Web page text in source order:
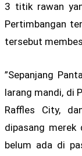
3 titik rawan
Pertimbangan
tersebut
”Sepanjang
larang mandi, di
Raffles City,
dipasang merek
belum ada di